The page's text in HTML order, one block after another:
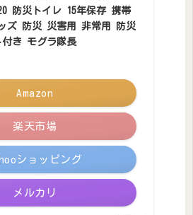
防災トイレ 15年保存 携帯
ズ 防災 災害用 非常用 防災
付き モグラ隊長
Amazon
楽天市場
ショッピング
メルカリ